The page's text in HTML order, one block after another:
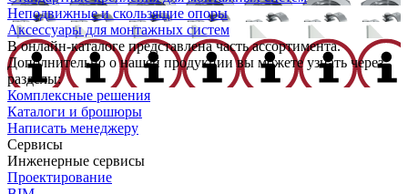
Неподвижные и скользящие опоры
Аксессуары для монтажных систем
В онлайн-каталоге представлена часть ассортимента.
Дополнительно о нашей продукции вы можете узнать через
разделы:
Комплексные решения
Каталоги и брошюры
Написать менеджеру
Сервисы
Инженерные сервисы
Проектирование